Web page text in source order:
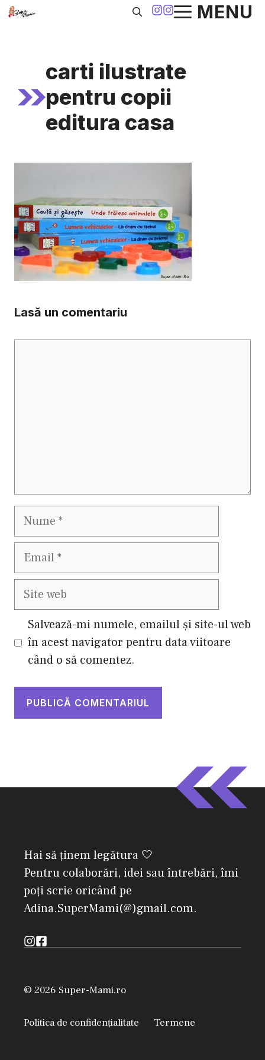
Sari
MENU
carti ilustrate
pentru copii
editura casa
Lasă un comentariu
Nume
Email
Site
Salvează-mi numele, emailul și site-ul web
în acest navigator pentru data viitoare
când o să comentez.
Hai să ținem legătura 🤍
Pentru colaborări, idei sau întrebări, îmi
poți scrie oricând pe
Adina.SuperMami(@)gmail.com.
© 2026 Super-Mami.ro
Politica de confidențialitate Termene